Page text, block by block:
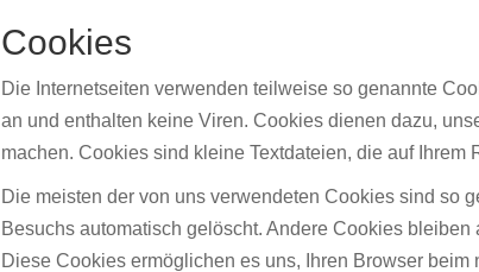
Cookies
Die Internetseiten verwenden teilweise so genannte
an und enthalten keine Viren. Cookies dienen dazu,
machen. Cookies sind kleine Textdateien, die auf
Die meisten der von uns verwendeten Cookies sind so
Besuchs automatisch gelöscht. Andere Cookies
Diese Cookies ermöglichen es uns, Ihren Browser